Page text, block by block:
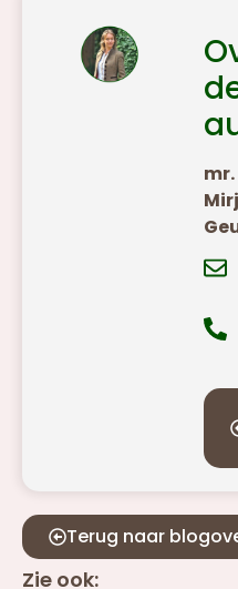
mr.
Terug naar
Zie ook: